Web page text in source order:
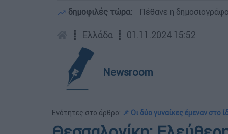
δημοφιλές τώρα: Πέθανε η
┋ Ελλάδα ┋ 01.11.2024 15:52
Newsroom
Ενότητες στο άρθρο: 📌 Οι δύο γυναίκες έμεναν στο